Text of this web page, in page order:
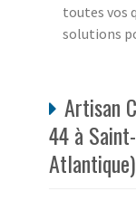
toutes vos
solutions
Artisan
44 à